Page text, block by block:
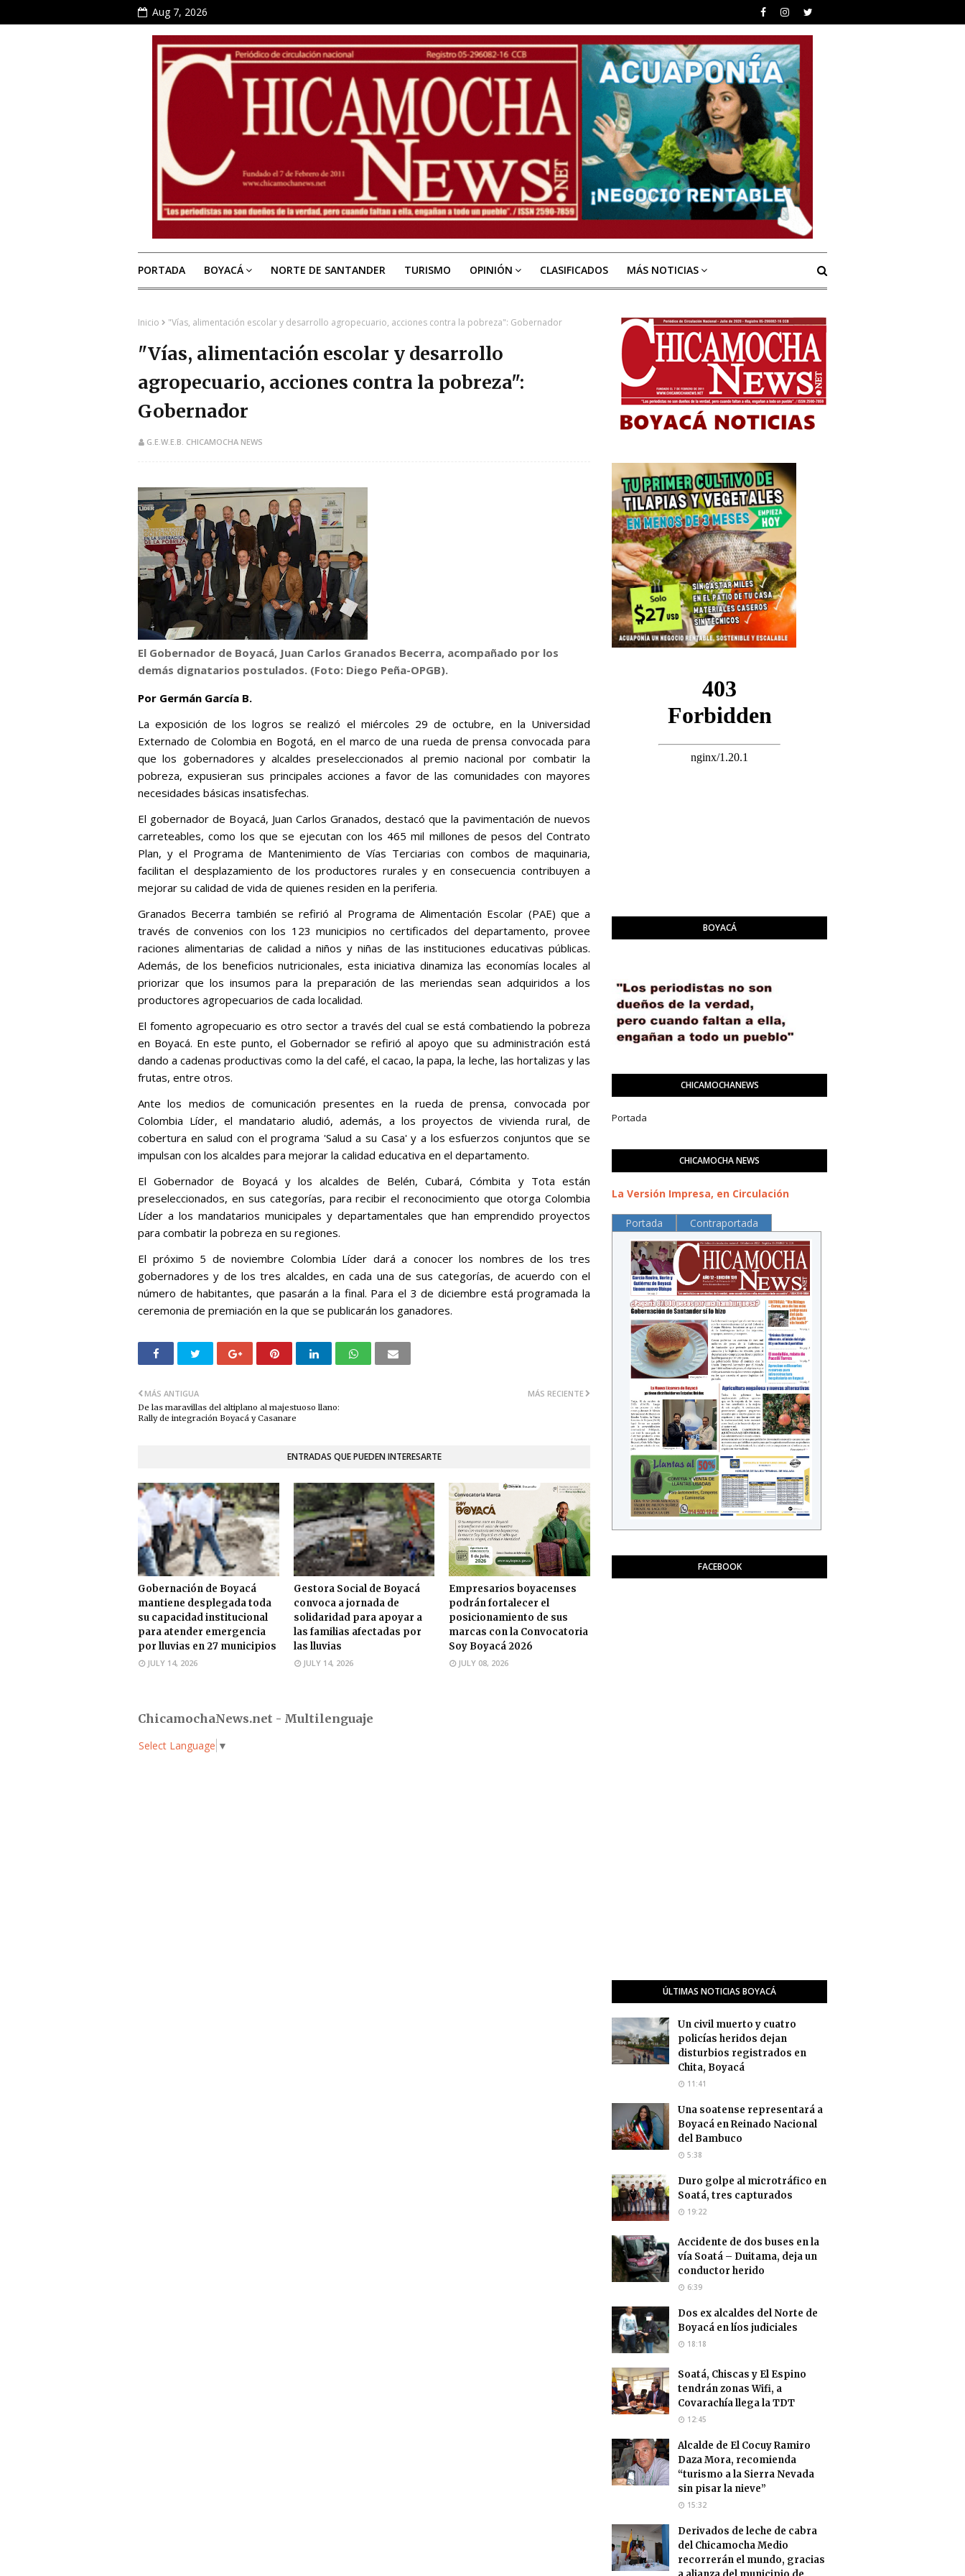
Aug 7, 2026
PORTADA BOYACÁ NORTE DE SANTANDER TURISMO OPINIÓN CLASIFICADOS MÁS NOTICIAS
Inicio "Vías, alimentación escolar y desarrollo agropecuario, acciones contra la pobreza": Gobernador
"Vías, alimentación escolar y desarrollo
agropecuario, acciones contra la pobreza":
Gobernador
G.E.W.E.B. CHICAMOCHA NEWS
El Gobernador de Boyacá, Juan Carlos Granados Becerra, acompañado por los
demás dignatarios postulados. (Foto: Diego Peña-OPGB).
Por Germán García B.
La exposición de los logros se realizó el miércoles 29 de octubre, en la Universidad
Externado de Colombia en Bogotá, en el marco de una rueda de prensa convocada para
que los gobernadores y alcaldes preseleccionados al premio nacional por combatir la
pobreza, expusieran sus principales acciones a favor de las comunidades con mayores
necesidades básicas insatisfechas.
El gobernador de Boyacá, Juan Carlos Granados, destacó que la pavimentación de nuevos
carreteables, como los que se ejecutan con los 465 mil millones de pesos del Contrato
Plan, y el Programa de Mantenimiento de Vías Terciarias con combos de maquinaria,
facilitan el desplazamiento de los productores rurales y en consecuencia contribuyen a
mejorar su calidad de vida de quienes residen en la periferia.
Granados Becerra también se refirió al Programa de Alimentación Escolar (PAE) que a
través de convenios con los 123 municipios no certificados del departamento, provee
raciones alimentarias de calidad a niños y niñas de las instituciones educativas públicas.
Además, de los beneficios nutricionales, esta iniciativa dinamiza las economías locales al
priorizar que los insumos para la preparación de las meriendas sean adquiridos a los
productores agropecuarios de cada localidad.
El fomento agropecuario es otro sector a través del cual se está combatiendo la pobreza
en Boyacá. En este punto, el Gobernador se refirió al apoyo que su administración está
dando a cadenas productivas como la del café, el cacao, la papa, la leche, las hortalizas y las
frutas, entre otros.
Ante los medios de comunicación presentes en la rueda de prensa, convocada por
Colombia Líder, el mandatario aludió, además, a los proyectos de vivienda rural, de
cobertura en salud con el programa 'Salud a su Casa' y a los esfuerzos conjuntos que se
impulsan con los alcaldes para mejorar la calidad educativa en el departamento.
El Gobernador de Boyacá y los alcaldes de Belén, Cubará, Cómbita y Tota están
preseleccionados, en sus categorías, para recibir el reconocimiento que otorga Colombia
Líder a los mandatarios municipales y departamentales que han emprendido proyectos
para combatir la pobreza en su regiones.
El próximo 5 de noviembre Colombia Líder dará a conocer los nombres de los tres
gobernadores y de los tres alcaldes, en cada una de sus categorías, de acuerdo con el
número de habitantes, que pasarán a la final. Para el 3 de diciembre está programada la
ceremonia de premiación en la que se publicarán los ganadores.
MÁS RECIENTE
MÁS ANTIGUA
De las maravillas del altiplano al majestuoso llano:
Rally de integración Boyacá y Casanare
ENTRADAS QUE PUEDEN INTERESARTE
Gobernación de Boyacá
mantiene desplegada toda
su capacidad institucional
para atender emergencia
por lluvias en 27 municipios
JULY 14, 2026
Gestora Social de Boyacá
convoca a jornada de
solidaridad para apoyar a
las familias afectadas por
las lluvias
JULY 14, 2026
Empresarios boyacenses
podrán fortalecer el
posicionamiento de sus
marcas con la Convocatoria
Soy Boyacá 2026
JULY 08, 2026
ChicamochaNews.net - Multilenguaje
Select Language ▼
BOYACÁ
CHICAMOCHANEWS
Portada
CHICAMOCHA NEWS
La Versión Impresa, en Circulación
Portada Contraportada
FACEBOOK
ÚLTIMAS NOTICIAS BOYACÁ
Un civil muerto y cuatro
policías heridos dejan
disturbios registrados en
Chita, Boyacá
11:41
Una soatense representará a
Boyacá en Reinado Nacional
del Bambuco
5:38
Duro golpe al microtráfico en
Soatá, tres capturados
19:22
Accidente de dos buses en la
vía Soatá – Duitama, deja un
conductor herido
6:39
Dos ex alcaldes del Norte de
Boyacá en líos judiciales
18:18
Soatá, Chiscas y El Espino
tendrán zonas Wifi, a
Covarachía llega la TDT
12:45
Alcalde de El Cocuy Ramiro
Daza Mora, recomienda
“turismo a la Sierra Nevada
sin pisar la nieve”
15:32
Derivados de leche de cabra
del Chicamocha Medio
recorrerán el mundo, gracias